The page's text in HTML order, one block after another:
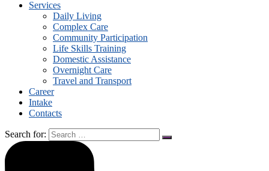
Services
Daily Living
Complex Care
Community Participation
Life Skills Training
Domestic Assistance
Overnight Care
Travel and Transport
Career
Intake
Contacts
Search for: